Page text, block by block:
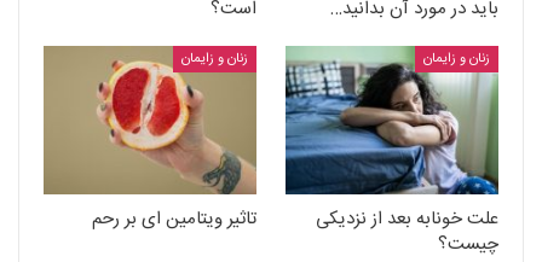
باید در مورد آن بدانید…
است؟
زنان و زایمان
علت خونابه بعد از نزدیکی
چیست؟
زنان و زایمان
تاثیر ویتامین ای بر رحم